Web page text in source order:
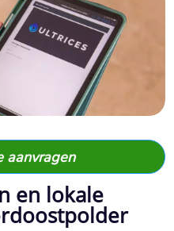
aanvragen
en lokale